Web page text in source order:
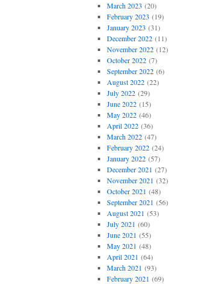
March 2023 (20)
February 2023 (19)
January 2023 (31)
December 2022(11)
November 2022(12)
October 2022(7)
September 2022(6)
August 2022(22)
July 2022(29)
June 2022(15)
May 2022(46)
April 2022(36)
March 2022(47)
February 2022(24)
January 2022(57)
December 2021 (27)
November 2021 (32)
October 2021 (48)
September 2021 (56)
August 2021 (53)
July 2021 (60)
June 2021 (55)
May 2021 (48)
April 2021 (64)
March 2021 (93)
February 2021 (69)